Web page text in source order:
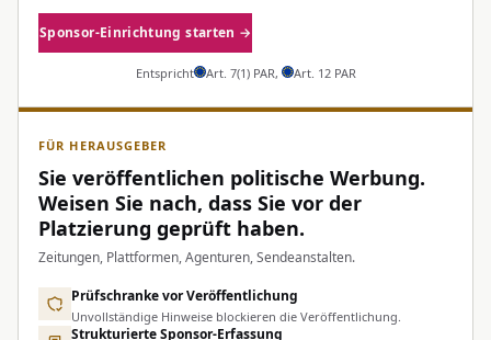
Sponsor-Einrichtung starten →
Entspricht Art. 7(1) PAR, Art. 12 PAR
FÜR HERAUSGEBER
Sie veröffentlichen politische Werbung.
Weisen Sie nach, dass Sie vor der
Platzierung geprüft haben.
Zeitungen, Plattformen, Agenturen, Sendeanstalten.
Prüfschranke vor Veröffentlichung
Unvollständige Hinweise blockieren die Veröffentlichung.
Strukturierte Sponsor-Erfassung